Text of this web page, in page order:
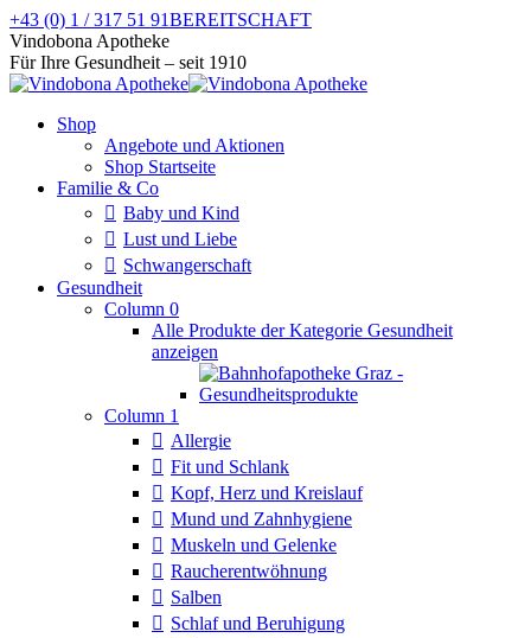
Zum
Inhalt
springen
+43 (0) 1 / 317 51 91BEREITSCHAFT
Facebook
page
opens
new
Instagram
page
opens
new
Vindobona Apotheke
Für Ihre Gesundheit – seit 1910
Shop
Angebote und Aktionen
Shop Startseite
Familie & Co
Baby und Kind
Lust und Liebe
Schwangerschaft
Gesundheit
Column 0
Alle Produkte der Kategorie Gesundheit
anzeigen
Column 1
Allergie
Fit und Schlank
Kopf, Herz und Kreislauf
Mund und Zahnhygiene
Muskeln und Gelenke
Raucherentwöhnung
Salben
Schlaf und Beruhigung